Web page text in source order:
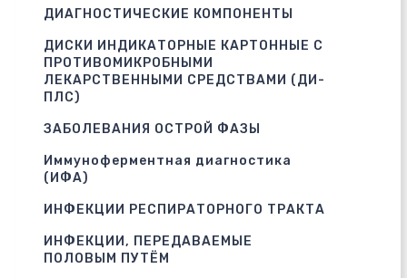
ДИАГНОСТИЧЕСКИЕ КОМПОНЕНТЫ
ДИСКИ ИНДИКАТОРНЫЕ КАРТОННЫЕ С
ПРОТИВОМИКРОБНЫМИ
ЛЕКАРСТВЕННЫМИ СРЕДСТВАМИ (ДИ-
ПЛС)
ЗАБОЛЕВАНИЯ ОСТРОЙ ФАЗЫ
Иммуноферментная диагностика
(ИФА)
ИНФЕКЦИИ РЕСПИРАТОРНОГО ТРАКТА
ИНФЕКЦИИ, ПЕРЕДАВАЕМЫЕ
ПОЛОВЫМ ПУТЁМ